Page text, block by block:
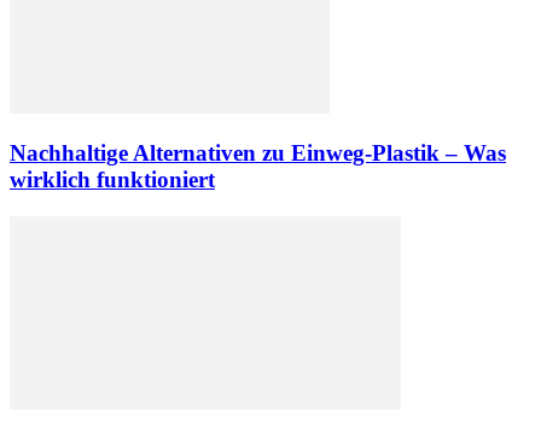
Nachhaltige Alternativen zu Einweg-Plastik – Was
wirklich funktioniert